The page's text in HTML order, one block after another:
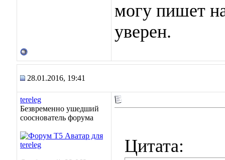
могу пишет
уверен.
28.01.2016, 19:41
tereleg
Безвременно ушедший
сооснователь форума
Цитата: